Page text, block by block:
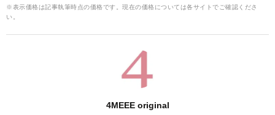
※表示価格は記事執筆時点の価格です。現在の価格については各サイトでご確認くださ
い。
4MEEE original